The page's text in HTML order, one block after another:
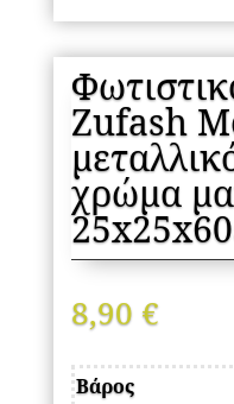
Zufash
χρώμα
8,90 €
Βάρος